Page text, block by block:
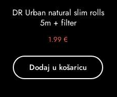
DR Urban natural slim rolls
5m + filter
1.99 €
Dodaj u košaricu